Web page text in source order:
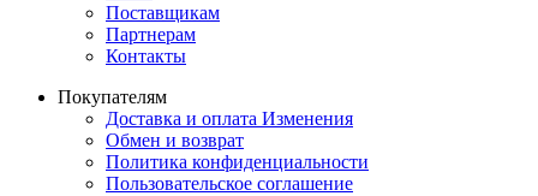
Поставщикам
Партнерам
Контакты
Покупателям
Доставка и оплата Изменения
Обмен и возврат
Политика конфиденциальности
Пользовательское соглашение